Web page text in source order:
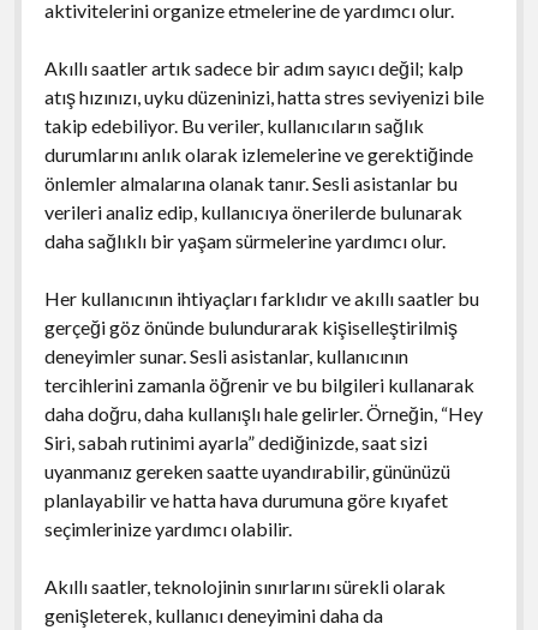
aktivitelerini organize etmelerine de yardımcı olur.
Akıllı saatler artık sadece bir adım sayıcı değil; kalp
atış hızınızı, uyku düzeninizi, hatta stres seviyenizi bile
takip edebiliyor. Bu veriler, kullanıcıların sağlık
durumlarını anlık olarak izlemelerine ve gerektiğinde
önlemler almalarına olanak tanır. Sesli asistanlar bu
verileri analiz edip, kullanıcıya önerilerde bulunarak
daha sağlıklı bir yaşam sürmelerine yardımcı olur.
Her kullanıcının ihtiyaçları farklıdır ve akıllı saatler bu
gerçeği göz önünde bulundurarak kişiselleştirilmiş
deneyimler sunar. Sesli asistanlar, kullanıcının
tercihlerini zamanla öğrenir ve bu bilgileri kullanarak
daha doğru, daha kullanışlı hale gelirler. Örneğin, “Hey
Siri, sabah rutinimi ayarla” dediğinizde, saat sizi
uyanmanız gereken saatte uyandırabilir, gününüzü
planlayabilir ve hatta hava durumuna göre kıyafet
seçimlerinize yardımcı olabilir.
Akıllı saatler, teknolojinin sınırlarını sürekli olarak
genişleterek, kullanıcı deneyimini daha da